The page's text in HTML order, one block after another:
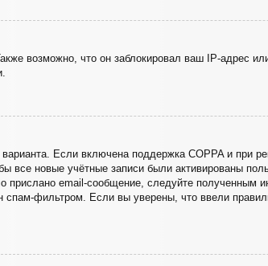
возможно, что он заблокировал ваш IP-адрес
Если включена поддержка COPPA и при
все новые учётные записи были активированы
email-сообщение, следуйте полученным
фильтром. Если вы уверены, что ввели